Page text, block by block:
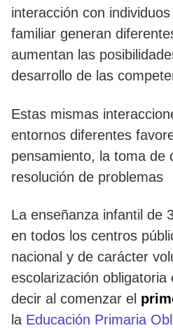
interacción con
familiar generan
aumentan las
desarrollo de las
Estas mismas
entornos diferentes
pensamiento, la toma de
resolución de problemas
La enseñanza infantil de
en todos los centros
nacional y de carácter
escolarización
decir al comenzar el
la Educación Primaria